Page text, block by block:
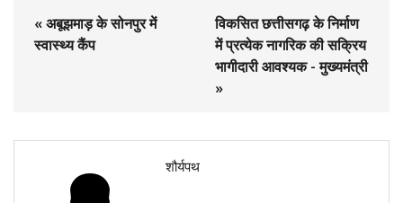
« अबूझमाड़ के सोनपुर में
स्वास्थ्य कैंप
विकसित छत्तीसगढ़ के निर्माण
में प्रत्येक नागरिक की सक्रिय
भागीदारी आवश्यक - मुख्यमंत्री
»
शौर्यपथ